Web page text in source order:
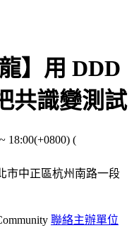
】用 DDD
共識變測試
~ 18:00(+0800) (
市中正區杭州南路一段
聯絡主辦單位